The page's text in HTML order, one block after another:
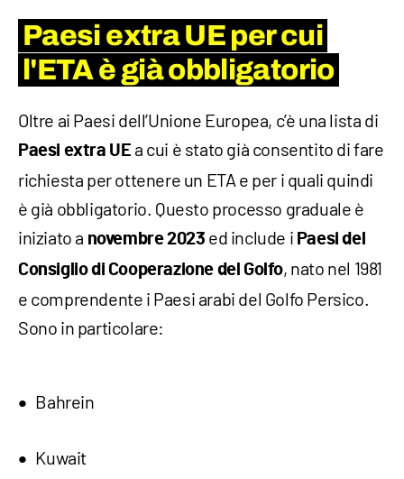
Paesi extra UE per cui
l'ETA è già obbligatorio
Oltre ai Paesi dell’Unione Europea, c’è una lista di
Paesi extra UE a cui è stato già consentito di fare
richiesta per ottenere un ETA e per i quali quindi
è già obbligatorio. Questo processo graduale è
iniziato a novembre 2023 ed include i Paesi del
Consiglio di Cooperazione del Golfo, nato nel 1981
e comprendente i Paesi arabi del Golfo Persico.
Sono in particolare:
Bahrein
Kuwait